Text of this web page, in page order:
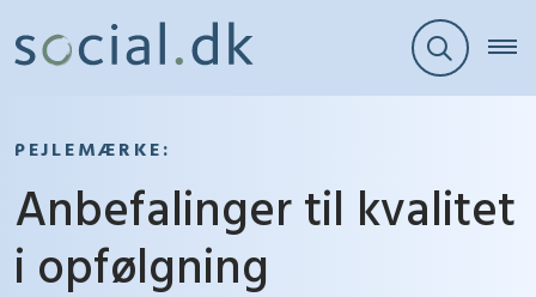
PEJLEMÆRKE:
Anbefalinger til kvalitet
i opfølgning